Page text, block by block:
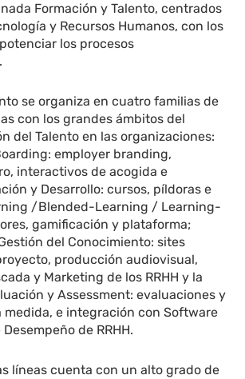
Formación y Talento, centrados
y Recursos Humanos, con los
los procesos
se organiza en cuatro familias de
con los grandes ámbitos del
del Talento en las organizaciones:
employer branding,
interactivos de acogida e
y Desarrollo: cursos, píldoras e
/Blended-Learning / Learning-
gamificación y plataforma;
del Conocimiento: sites
producción audiovisual,
y Marketing de los RRHH y la
y Assessment: evaluaciones y
e integración con Software
de RRHH.
líneas cuenta con un alto grado de